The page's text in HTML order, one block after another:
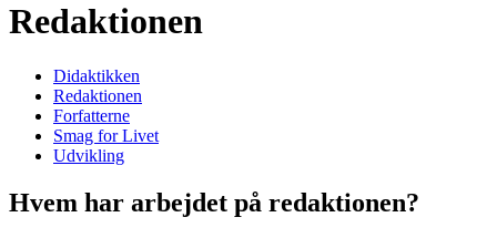
Redaktionen
Didaktikken
Redaktionen
Forfatterne
Smag for Livet
Udvikling
Hvem har arbejdet på redaktionen?